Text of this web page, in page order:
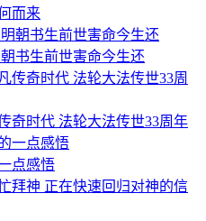
而来
书生前世害命今生还
奇时代 法轮大法传世33周年
点感悟